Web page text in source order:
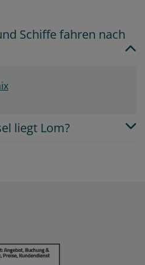
Schiffe fahren nach
liegt Lom?